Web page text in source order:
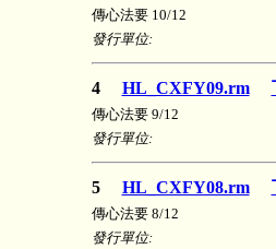
傳心法要 10/12
發行單位:
4 HL_CXFY09.rm
傳心法要 9/12
發行單位:
5 HL_CXFY08.rm
傳心法要 8/12
發行單位: